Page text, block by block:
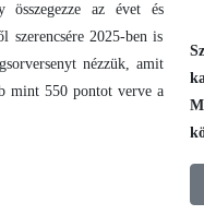
összegezze az évet és
szerencsére 2025-ben is
nézzük, amit
mint 550 pontot verve a